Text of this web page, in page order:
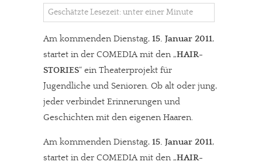
Geschätzte Lesezeit: unter einer Minute
Am kommenden Dienstag, 15. Januar 2011,
startet in der COMEDIA mit den „HAIR-
STORIES“ ein Theaterprojekt für
Jugendliche und Senioren. Ob alt oder jung,
jeder verbindet Erinnerungen und
Geschichten mit den eigenen Haaren.
Am kommenden Dienstag, 15. Januar 2011,
startet in der COMEDIA mit den „HAIR-